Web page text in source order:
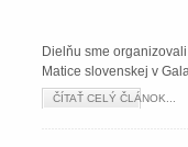
Dielňu sme
Matice slovenskej v
ČÍTAŤ CELÝ ČLÁNOK...